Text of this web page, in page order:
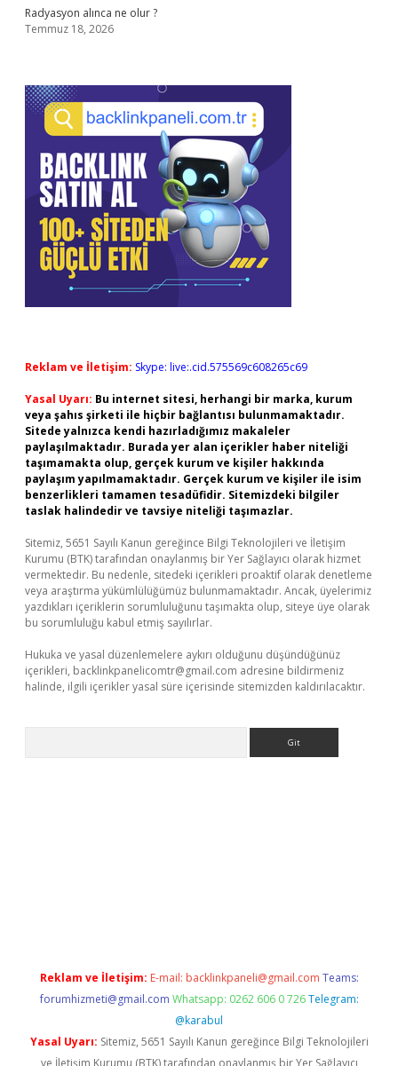
Radyasyon alınca ne olur ?
Temmuz 18, 2026
Reklam ve İletişim: Skype: live:.cid.575569c608265c69
Yasal Uyarı: Bu internet sitesi, herhangi bir marka, kurum
veya şahıs şirketi ile hiçbir bağlantısı bulunmamaktadır.
Sitede yalnızca kendi hazırladığımız makaleler
paylaşılmaktadır. Burada yer alan içerikler haber niteliği
taşımamakta olup, gerçek kurum ve kişiler hakkında
paylaşım yapılmamaktadır. Gerçek kurum ve kişiler ile isim
benzerlikleri tamamen tesadüfidir. Sitemizdeki bilgiler
taslak halindedir ve tavsiye niteliği taşımazlar.
Sitemiz, 5651 Sayılı Kanun gereğince Bilgi Teknolojileri ve İletişim
Kurumu (BTK) tarafından onaylanmış bir Yer Sağlayıcı olarak hizmet
vermektedir. Bu nedenle, sitedeki içerikleri proaktif olarak denetleme
veya araştırma yükümlülüğümüz bulunmamaktadır. Ancak, üyelerimiz
yazdıkları içeriklerin sorumluluğunu taşımakta olup, siteye üye olarak
bu sorumluluğu kabul etmiş sayılırlar.
Hukuka ve yasal düzenlemelere aykırı olduğunu düşündüğünüz
içerikleri, backlinkpanelicomtr@gmail.com adresine bildirmeniz
halinde, ilgili içerikler yasal süre içerisinde sitemizden kaldırılacaktır.
Reklam ve İletişim: E-mail: backlinkpaneli@gmail.com Teams:
forumhizmeti@gmail.com Whatsapp: 0262 606 0 726 Telegram:
@karabul
Yasal Uyarı: Sitemiz, 5651 Sayılı Kanun gereğince Bilgi Teknolojileri
ve İletişim Kurumu (BTK) tarafından onaylanmış bir Yer Sağlayıcı